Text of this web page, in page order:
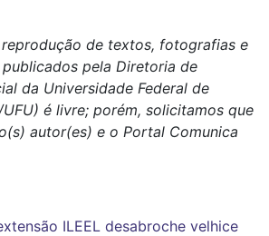
de textos, fotografias e
pela Diretoria de
da Universidade Federal de
é livre; porém, solicitamos que
autor(es) e o Portal Comunica
ILEEL desabroche velhice